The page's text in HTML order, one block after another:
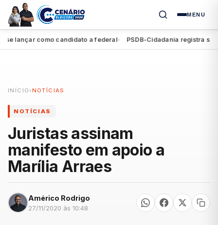
MENU
como candidato a federal● PSDB-Cidadania registra segunda
INÍCIO › NOTÍCIAS
NOTÍCIAS
Juristas assinam
manifesto em apoio a
Marília Arraes
Américo Rodrigo
27/11/2020 às 10:48